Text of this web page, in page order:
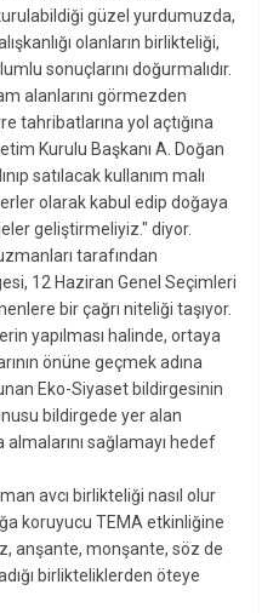
güzel yurdumuzda,
olanların birlikteliği,
sonuçlarını doğurmalıdır.
alanlarını görmezden
tahribatlarına yol açtığına
Kurulu Başkanı A. Doğan
satılacak kullanım malı
olarak kabul edip doğaya
geliştirmeliyiz." diyor.
tarafından
12 Haziran Genel Seçimleri
bir çağrı niteliği taşıyor.
yapılması halinde, ortaya
önüne geçmek adına
Eko-Siyaset bildirgesinin
bildirgede yer alan
sağlamayı hedef
avcı birlikteliği nasıl olur
koruyucu TEMA etkinliğine
anşante, monşante, söz de
birlikteliklerden öteye